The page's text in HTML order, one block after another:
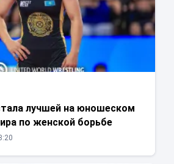
лучшей на юношеском
по женской борьбе